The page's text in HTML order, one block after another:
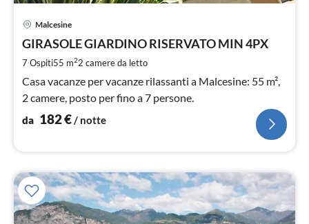
Malcesine
GIRASOLE GIARDINO RISERVATO MIN 4PX
7 Ospiti55 m22 camere da letto
Casa vacanze per vacanze rilassanti a Malcesine: 55 m²,
2 camere, posto per fino a 7 persone.
da 182€/ notte